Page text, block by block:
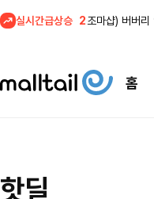
실시간급상승 2
5
홈
핫딜착용 + 관세내 특가
$200.00